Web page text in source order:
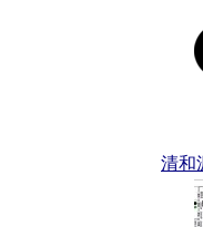
清和